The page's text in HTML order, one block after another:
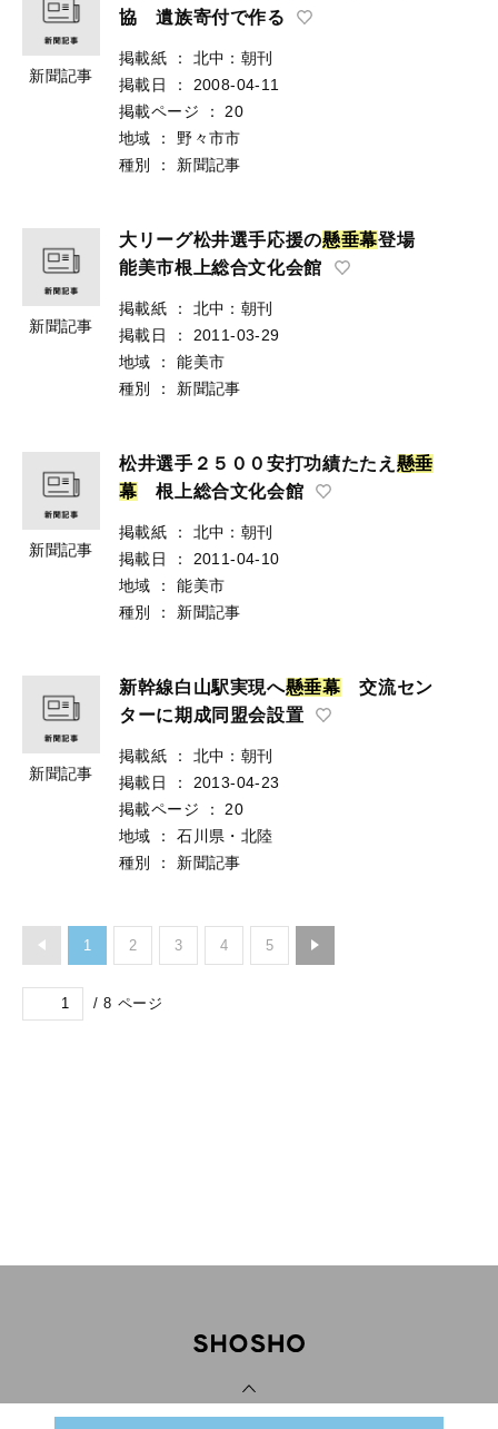
新聞記事
協 遺族寄付で作る
掲載紙 ：
北中：朝刊
掲載日
：
2008-04-11
掲載ページ
：
20
地域
：
野々市市
種別
： 新聞記事
新聞記事
大リーグ松井選手応援の懸垂幕登場
能美市根上総合文化会館
掲載紙 ：
北中：朝刊
掲載日
：
2011-03-29
地域
：
能美市
種別
： 新聞記事
新聞記事
松井選手２５００安打功績たたえ 懸垂
幕 根上総合文化会館
掲載紙 ：
北中：朝刊
掲載日
：
2011-04-10
地域
：
能美市
種別
： 新聞記事
新聞記事
新幹線白山駅実現へ懸垂幕 交流セン
ターに期成同盟会設置
掲載紙 ：
北中：朝刊
掲載日
：
2013-04-23
掲載ページ
：
20
地域
：
石川県・北陸
種別
： 新聞記事
1 2 3 4 5
/ 8 ページ